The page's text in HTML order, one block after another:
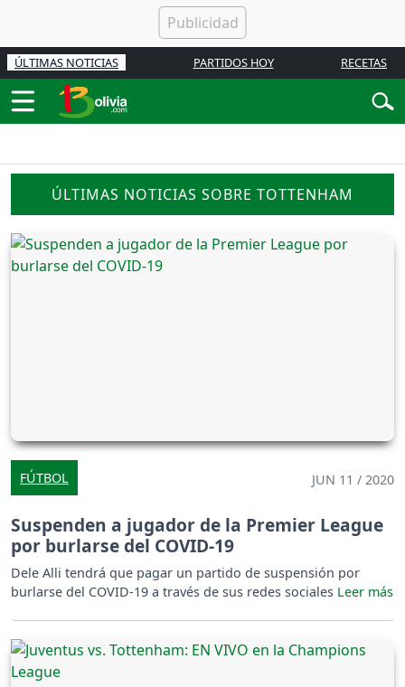
ÚLTIMAS NOTICIAS PARTIDOS HOY RECETAS
ÚLTIMAS NOTICIAS SOBRE TOTTENHAM
FÚTBOL JUN 11 / 2020
Suspenden a jugador de la Premier League
por burlarse del COVID-19
Dele Alli tendrá que pagar un partido de suspensión por
burlarse del COVID-19 a través de sus redes sociales